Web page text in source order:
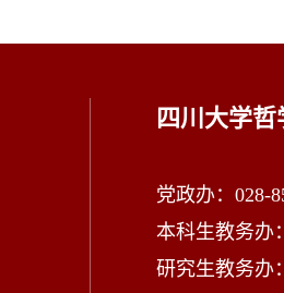
四川大学哲
党政办：028-
本科生教务办
研究生教务办